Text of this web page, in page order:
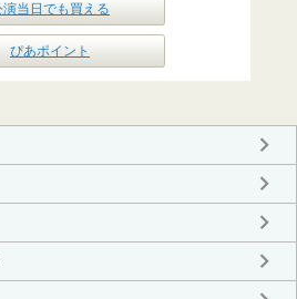
演当日でも買える
ぴあポイント